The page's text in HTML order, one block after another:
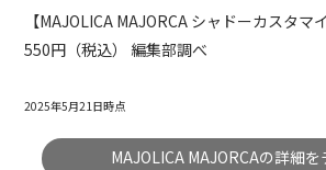
【MAJOLICA MAJORCA シャドーカスタマ
550円（税込） 編集部調べ
2025年5月21日時点
MAJOLICA MAJORCAの詳細を